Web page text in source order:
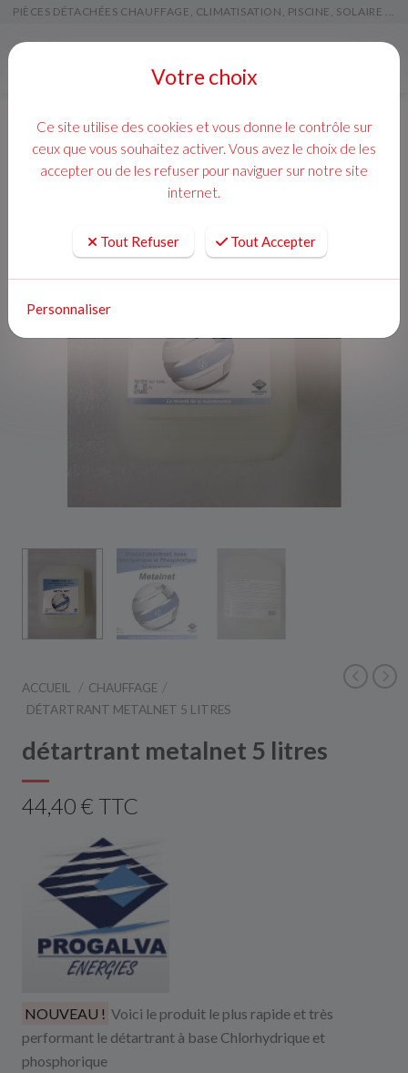
PIÈCES DÉTACHÉES CHAUFFAGE, CLIMATISATION, PISCINE, SOLAIRE ...
ACCUEIL
CHAUFFAGE
DÉTARTRANT METALNET 5 LITRES
détartrant metalnet 5 litres
44,40 € TTC
NOUVEAU ! Voici le produit le plus rapide et très
performant le détartrant à base Chlorhydrique et
phosphorique
Votre choix
Ce site utilise des cookies et vous donne le contrôle sur
ceux que vous souhaitez activer. Vous avez le choix de les
accepter ou de les refuser pour naviguer sur notre site
internet.
Tout Refuser Tout Accepter
Personnaliser